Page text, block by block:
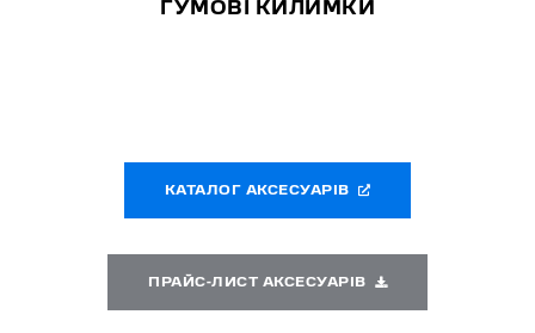
ГУМОВІ КИЛИМКИ
КАТАЛОГ АКСЕСУАРІВ
ПРАЙС-ЛИСТ АКСЕСУАРІВ